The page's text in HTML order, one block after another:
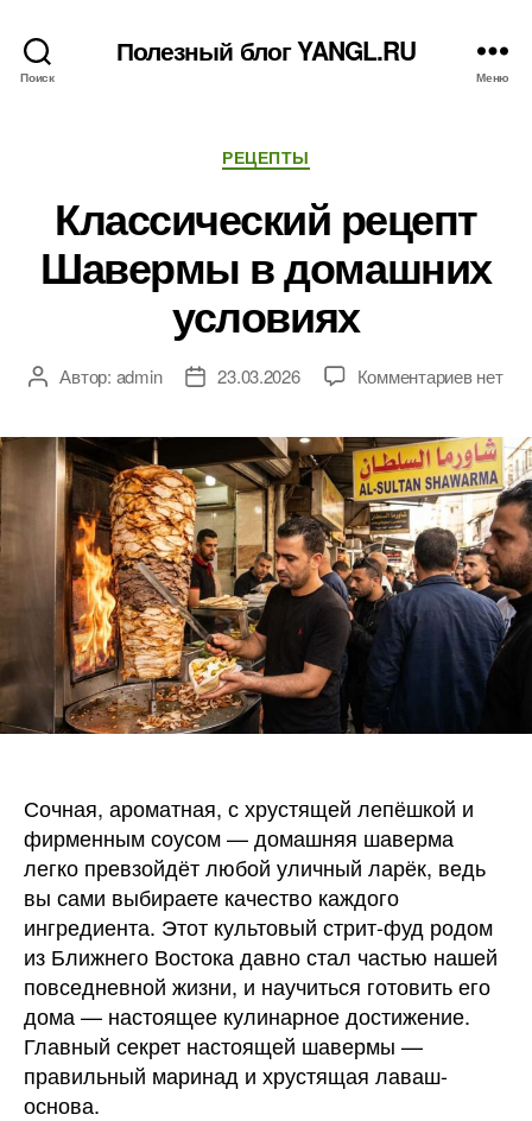
Поиск
Полезный блог YANGL.RU
Меню
Рубрики
РЕЦЕПТЫ
Классический рецепт
Шавермы в домашних
условиях
АвторАвтор: admin
Дата23.03.2026 Комментариевк
рецепт
в
нет
Сочная, ароматная, с хрустящей лепёшкой и
фирменным соусом — домашняя шаверма
легко превзойдёт любой уличный ларёк, ведь
вы сами выбираете качество каждого
ингредиента. Этот культовый стрит-фуд родом
из Ближнего Востока давно стал частью нашей
повседневной жизни, и научиться готовить его
дома — настоящее кулинарное достижение.
Главный секрет настоящей шавермы —
правильный маринад и хрустящая лаваш-
основа.